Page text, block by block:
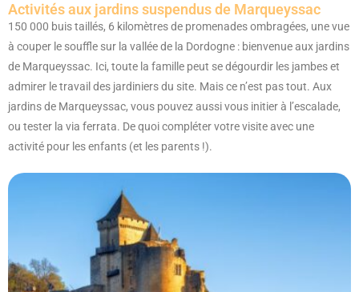
Activités aux jardins suspendus de Marqueyssac
150 000 buis taillés, 6 kilomètres de promenades ombragées, une vue
à couper le souffle sur la vallée de la Dordogne : bienvenue aux jardins
de Marqueyssac. Ici, toute la famille peut se dégourdir les jambes et
admirer le travail des jardiniers du site. Mais ce n’est pas tout. Aux
jardins de Marqueyssac, vous pouvez aussi vous initier à l’escalade,
ou tester la via ferrata. De quoi compléter votre visite avec une
activité pour les enfants (et les parents !).